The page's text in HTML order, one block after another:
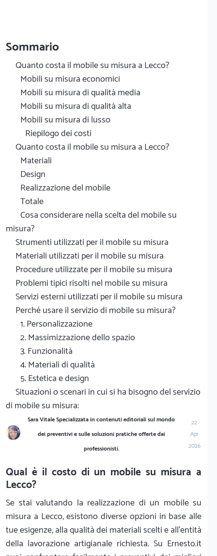
Sommario
Quanto costa il mobile su misura a Lecco?
Mobili su misura economici
Mobili su misura di qualità media
Mobili su misura di qualità alta
Mobili su misura di lusso
Riepilogo dei costi
Quanto costa il mobile su misura a Lecco?
Materiali
Design
Realizzazione del mobile
Totale
Cosa considerare nella scelta del mobile su
misura?
Strumenti utilizzati per il mobile su misura
Materiali utilizzati per il mobile su misura
Procedure utilizzate per il mobile su misura
Problemi tipici risolti nel mobile su misura
Servizi esterni utilizzati per il mobile su misura
Perché usare il servizio di mobile su misura?
1. Personalizzazione
2. Massimizzazione dello spazio
3. Funzionalità
4. Materiali di qualità
5. Estetica e design
Situazioni o scenari in cui si ha bisogno del servizio
di mobile su misura:
Sara Vitale Specializzata in contenuti editoriali sul mondo
dei preventivi e sulle soluzioni pratiche offerte dai
professionisti.
22
Apr
2026
Qual è il costo di un mobile su misura a
Lecco?
Se stai valutando la realizzazione di un mobile su
misura a Lecco, esistono diverse opzioni in base alle
tue esigenze, alla qualità dei materiali scelti e all'entità
della lavorazione artigianale richiesta. Su Ernesto.it